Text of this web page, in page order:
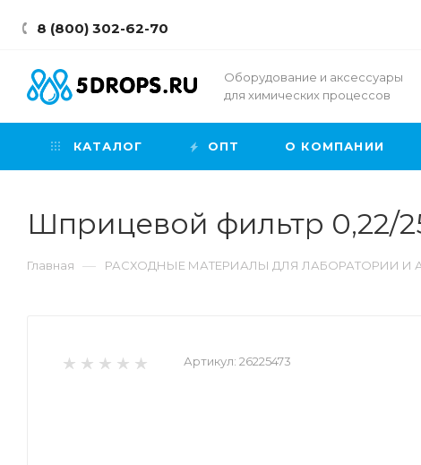
8 (800) 302-62-70
Оборудование и аксессуары
для химических процессов
КАТАЛОГ ОПТ О КОМПАНИИ
Шприцевой фильтр 0,22/
Главная — РАСХОДНЫЕ МАТЕРИАЛЫ ДЛЯ ЛАБОРАТОРИИ И
Артикул: 26225473